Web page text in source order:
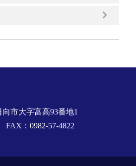
向市大字富高93番地1
：0982-57-4822